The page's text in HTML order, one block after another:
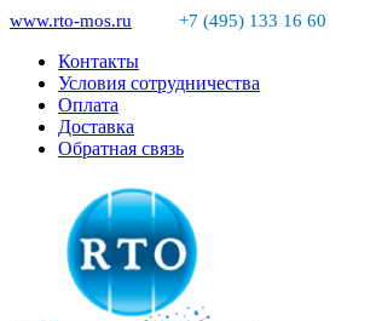
www.rto-mos.ru +7 (495) 133 16 60
Контакты
Условия сотрудничества
Оплата
Доставка
Обратная связь